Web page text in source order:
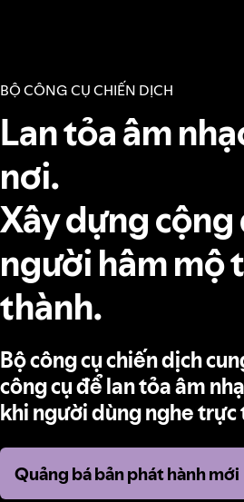
BỘ CÔNG CỤ CHIẾN DỊCH
Lan tỏa âm
nơi.
Xây dựng
người hâm mộ
thành.
Bộ công cụ chiến dịch
công cụ để lan tỏa âm
khi người dùng nghe trực
Quảng bá bản phát hành mới
Quảng bá bản phát hành mới